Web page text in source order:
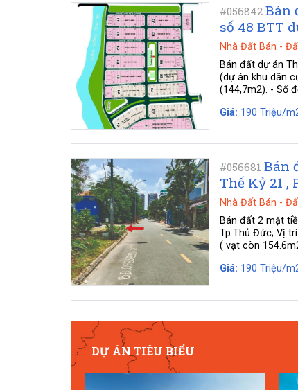
#056842 Bán
số 48 BTT
Nhà Đất Bán -
Bán đất dự án
(dự án khu dân
(144,7m2). - Sổ
Giá: 190 Triệu/
#056681 Bán
Thế Kỷ 21 ,
Nhà Đất Bán -
Bán đất 2 mặt
Tp.Thủ Đức; Vị
( vạt còn
Giá: 190 Triệu/
DỰ ÁN TIÊU BIỂU